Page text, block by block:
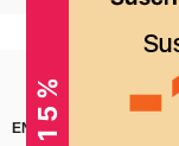
ENCUÉNTRANOS EN